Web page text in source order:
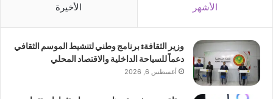
الأشهر الأخيرة
وزير الثقافة: برنامج وطني لتنشيط الموسم الثقافي
دعماً للسياحة الداخلية والاقتصاد المحلي
أغسطس 6, 2026